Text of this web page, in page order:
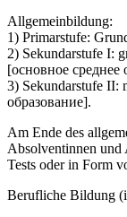
Allgemeinbildung:
1) Primarstufe:
2) Sekundarstufe I:
[основное среднее
3) Sekundarstufe II:
образование].
Am Ende des
Absolventinnen und
Tests oder in Form
Berufliche Bildung